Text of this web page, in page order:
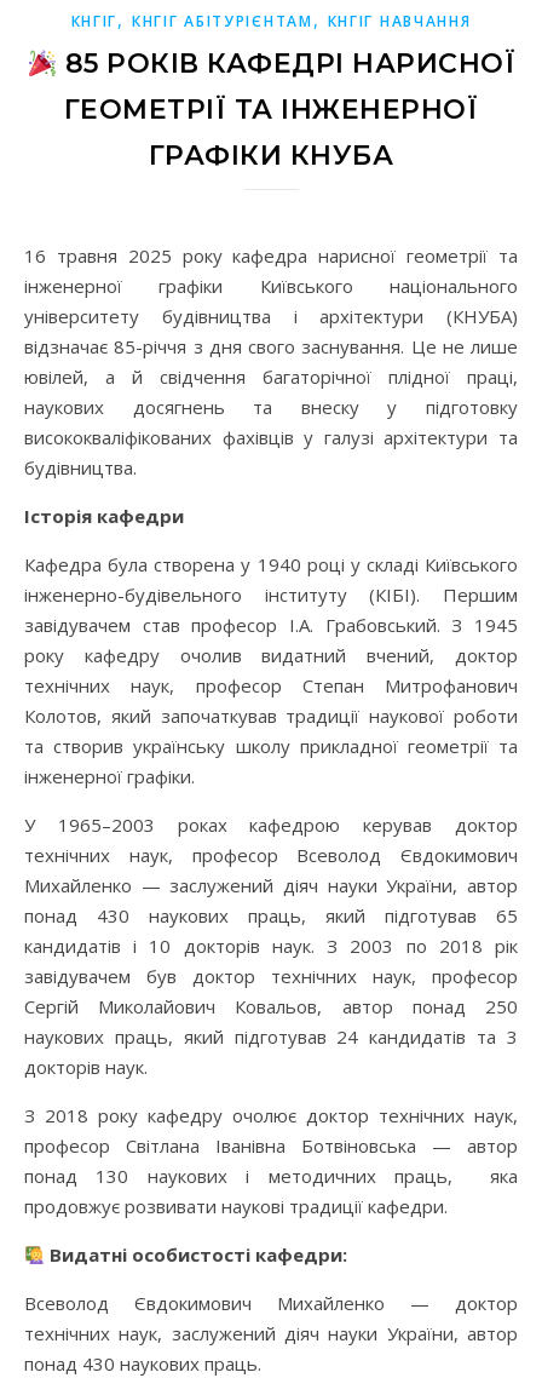
КНГІГ,КНГІГ АБІТУРІЄНТАМ, КНГІГ НАВЧАННЯ
85 РОКІВ КАФЕДРІ НАРИСНОЇ
ГЕОМЕТРІЇ ТА ІНЖЕНЕРНОЇ
ГРАФІКИ КНУБА
16 травня 2025 року кафедра нарисної геометрії та
інженерної графіки Київського національного
університету будівництва і архітектури (КНУБА)
відзначає 85-річчя з дня свого заснування. Це не лише
ювілей, а й свідчення багаторічної плідної праці,
наукових досягнень та внеску у підготовку
висококваліфікованих фахівців у галузі архітектури та
будівництва.
Історія кафедри
Кафедра була створена у 1940 році у складі Київського
інженерно-будівельного інституту (КІБІ). Першим
завідувачем став професор І.А. Грабовський. З 1945
року кафедру очолив видатний вчений, доктор
технічних наук, професор Степан Митрофанович
Колотов, який започаткував традиції наукової роботи
та створив українську школу прикладної геометрії та
інженерної графіки.
У 1965–2003 роках кафедрою керував доктор
технічних наук, професор Всеволод Євдокимович
Михайленко — заслужений діяч науки України, автор
понад 430 наукових праць, який підготував 65
кандидатів і 10 докторів наук. З 2003 по 2018 рік
завідувачем був доктор технічних наук, професор
Сергій Миколайович Ковальов, автор понад 250
наукових праць, який підготував 24 кандидатів та 3
докторів наук.
З 2018 року кафедру очолює доктор технічних наук,
професор Світлана Іванівна Ботвіновська — автор
понад 130 наукових і методичних праць, яка
продовжує розвивати наукові традиції кафедри.
Видатні особистості кафедри:
Всеволод Євдокимович Михайленко — доктор
технічних наук, заслужений діяч науки України, автор
понад 430 наукових праць.